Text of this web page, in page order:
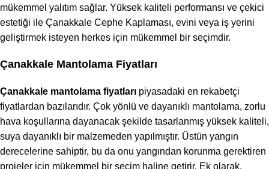
mükemmel yalıtım sağlar. Yüksek kaliteli performansı ve çekici
estetiği ile Çanakkale Cephe Kaplaması, evini veya iş yerini
geliştirmek isteyen herkes için mükemmel bir seçimdir.
Çanakkale Mantolama Fiyatları
Çanakkale mantolama fiyatları piyasadaki en rekabetçi
fiyatlardan bazılarıdır. Çok yönlü ve dayanıklı mantolama, zorlu
hava koşullarına dayanacak şekilde tasarlanmış yüksek kaliteli,
suya dayanıklı bir malzemeden yapılmıştır. Üstün yangın
derecelerine sahiptir, bu da onu yangından korunma gerektiren
projeler için mükemmel bir seçim haline getirir. Ek olarak,